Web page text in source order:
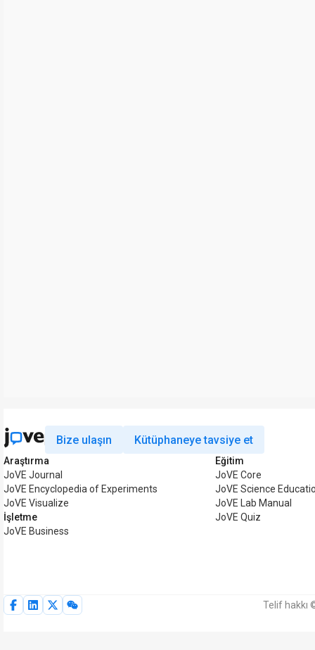
Bize ulaşın Kütüphaneye tavsiye et
Araştırma
JoVE Journal
JoVE Encyclopedia of Experiments
JoVE Visualize
İşletme
JoVE Business
Eğitim
JoVE Core
JoVE Science
JoVE Lab Manual
JoVE Quiz
Telif hakkı